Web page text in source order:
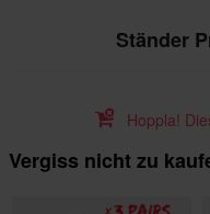
Ständer
Hoppla!
Vergiss nicht zu